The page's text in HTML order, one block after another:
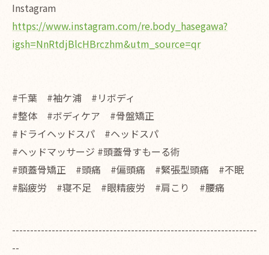
Instagram
https://www.instagram.com/re.body_hasegawa?
igsh=NnRtdjBlcHBrczhm&utm_source=qr
#千葉 #袖ケ浦 #リボディ
#整体 #ボディケア #骨盤矯正
#ドライヘッドスパ #ヘッドスパ
#ヘッドマッサージ #頭蓋骨すもーる術
#頭蓋骨矯正 #頭痛 #偏頭痛 #緊張型頭痛 #不眠
#脳疲労 #寝不足 #眼精疲労 #肩こり #腰痛
--------------------------------------------------------------------
--